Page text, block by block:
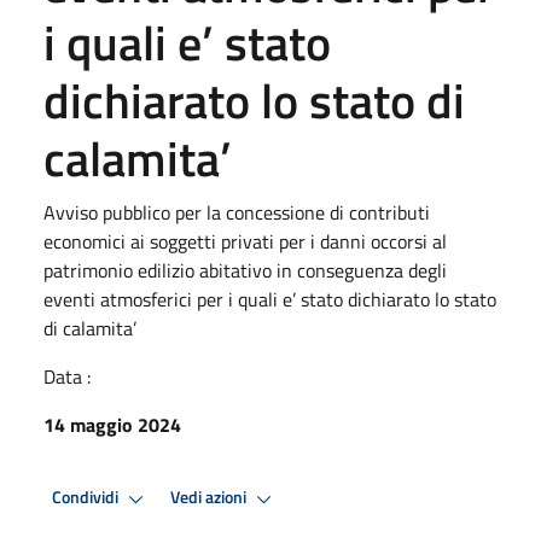
i quali e’ stato
dichiarato lo stato di
calamita’
Avviso pubblico per la concessione di contributi
economici ai soggetti privati per i danni occorsi al
patrimonio edilizio abitativo in conseguenza degli
eventi atmosferici per i quali e’ stato dichiarato lo stato
di calamita’
Data :
14 maggio 2024
Condividi Vedi azioni